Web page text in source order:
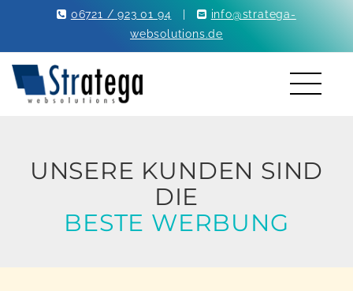
06721 / 923 01 94
info@stratega-
websolutions.de
UNSERE KUNDEN SIND
DIE
BESTE WERBUNG